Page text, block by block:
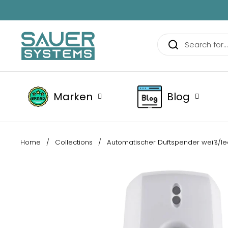
Marken Blog
Home / Collections / Automatischer Duftspender weiß/